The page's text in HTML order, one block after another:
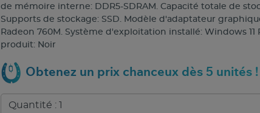
de mémoire interne: DDR5-SDRAM. Capacité totale de
Supports de stockage: SSD. Modèle d'adaptateur
Radeon 760M. Système d'exploitation installé: Windows 11
produit: Noir
Obtenez un prix chanceux dès 5 unités !